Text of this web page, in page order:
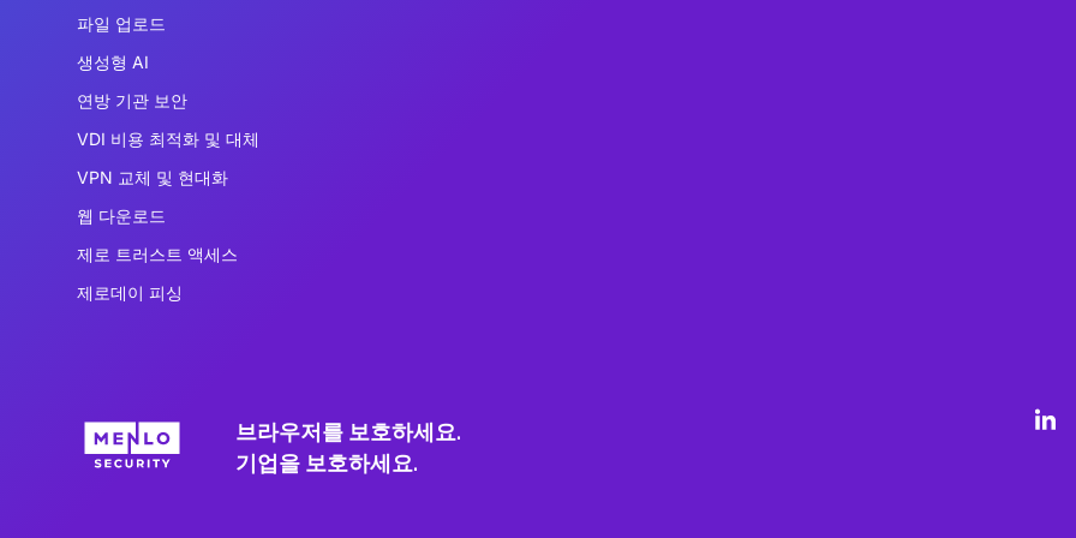
파일 업로드
생성형 AI
연방 기관 보안
VDI 비용 최적화 및 대체
VPN 교체 및 현대화
웹 다운로드
제로 트러스트 액세스
제로데이 피싱
브라우저를 보호하세요.
기업을 보호하세요.